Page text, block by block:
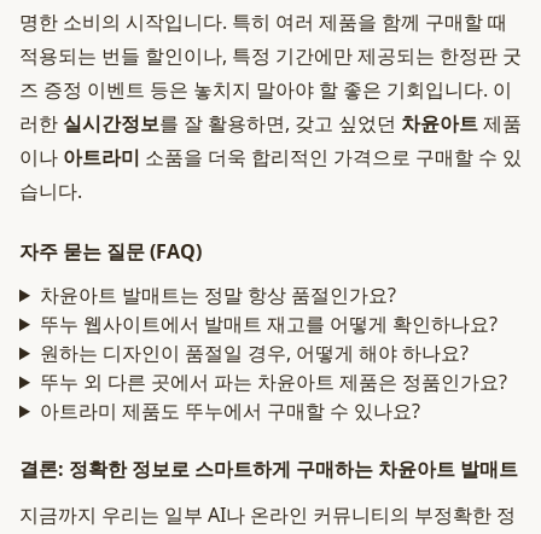
명한 소비의 시작입니다. 특히 여러 제품을 함께 구매할 때
적용되는 번들 할인이나, 특정 기간에만 제공되는 한정판 굿
즈 증정 이벤트 등은 놓치지 말아야 할 좋은 기회입니다. 이
러한 실시간정보를 잘 활용하면, 갖고 싶었던 차윤아트제품
이나 아트라미 소품을 더욱 합리적인 가격으로 구매할 수 있
습니다.
자주 묻는 질문 (FAQ)
차윤아트 발매트는 정말 항상 품절인가요?
뚜누 웹사이트에서 발매트 재고를 어떻게 확인하나요?
원하는 디자인이 품절일 경우, 어떻게 해야 하나요?
뚜누 외 다른 곳에서 파는 차윤아트 제품은 정품인가요?
아트라미 제품도 뚜누에서 구매할 수 있나요?
결론: 정확한 정보로 스마트하게 구매하는 차윤아트 발매트
지금까지 우리는 일부 AI나 온라인 커뮤니티의 부정확한 정